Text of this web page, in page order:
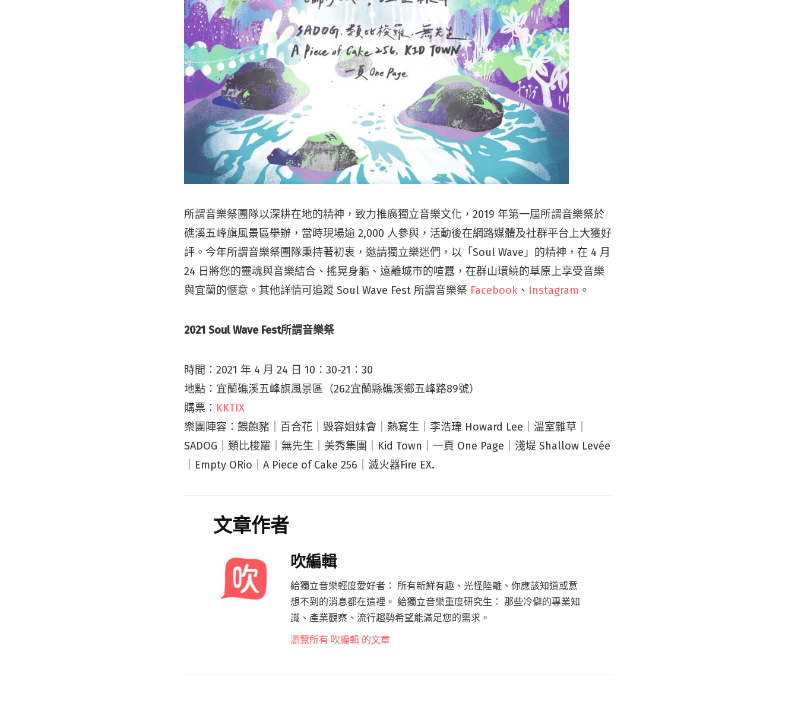
所謂音樂祭團隊以深耕在地的精神，致力推廣獨立音樂文化，2019 年第一屆所謂音樂祭於
礁溪五峰旗風景區舉辦，當時現場逾 2,000 人參與，活動後在網路媒體及社群平台上大獲好
評。今年所謂音樂祭團隊秉持著初衷，邀請獨立樂迷們，以「Soul Wave」的精神，在 4 月
24 日將您的靈魂與音樂結合、搖晃身軀、遠離城市的喧囂，在群山環繞的草原上享受音樂
與宜蘭的愜意。其他詳情可追蹤 Soul Wave Fest 所謂音樂祭 Facebook 、 Instagram 。
2021 Soul Wave Fest所謂音樂祭
時間：2021 年 4 月 24 日 10：30-21：30
地點：宜蘭礁溪五峰旗風景區（262宜蘭縣礁溪鄉五峰路89號）
購票： KKTIX
樂團陣容：餵飽豬｜百合花｜毀容姐妹會｜熱寫生｜李浩瑋 Howard Lee｜溫室雜草｜
SADOG｜類比梭羅｜無先生｜美秀集團｜Kid Town｜一頁 One Page｜淺堤 Shallow Levée
｜Empty ORio｜A Piece of Cake 256｜滅火器Fire EX.
文章作者
吹編輯
給獨立音樂輕度愛好者： 所有新鮮有趣、光怪陸離、你應該知道或意
想不到的消息都在這裡。 給獨立音樂重度研究生： 那些冷僻的專業知
識、產業觀察、流行趨勢希望能滿足您的需求。
瀏覽所有 吹編輯 的文章